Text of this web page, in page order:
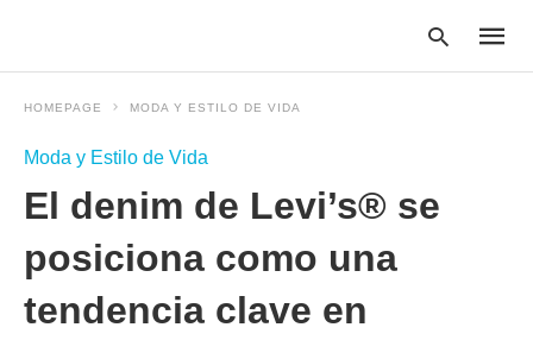
HOMEPAGE MODA Y ESTILO DE VIDA
Moda y Estilo de Vida
El denim de Levi’s® se
posiciona como una
tendencia clave en